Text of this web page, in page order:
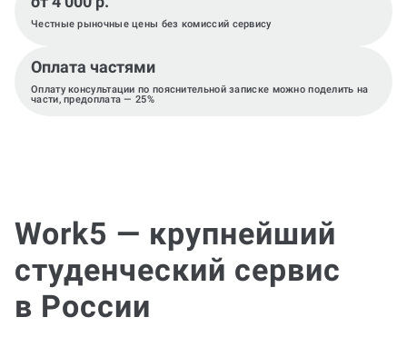
Честные рыночные цены без комиссий сервису
Оплата частями
Оплату консультации по пояснительной записке можно поделить на
части, предоплата — 25%
Work5 — крупнейший
студенческий сервис
в России